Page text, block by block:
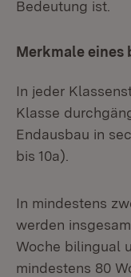
Bedeutung ist.
Merkmale eines
In jeder
Klasse
Endausbau in
bis 10a).
In mindestens
werden
Woche bilingual
mindestens 80